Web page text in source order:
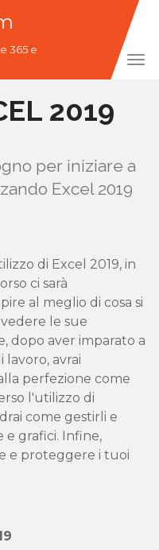
365 e
2019
per iniziare a
Excel 2019
di Excel 2019, in
ci sarà
al meglio di cosa si
le sue
dopo aver imparato a
avrai
perfezione come
l'utilizzo di
come gestirli e
e grafici. Infine,
e proteggere i tuoi